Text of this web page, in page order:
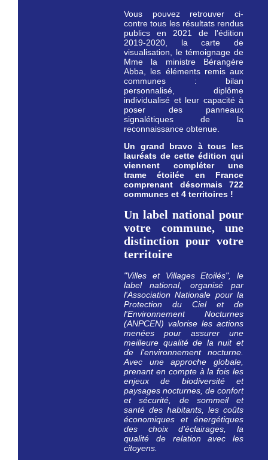
Vous pouvez retrouver ci-
contre tous les résultats rendus
publics en 2021 de l'édition
2019-2020, la carte de
visualisation, le témoignage de
Mme la ministre Bérangère
Abba, les éléments remis aux
communes : bilan
personnalisé, diplôme
individualisé et leur capacité à
poser des panneaux
signalétiques de la
reconnaissance obtenue.
Un grand bravo à tous les
lauréats de cette édition qui
viennent compléter une
trame étoilée en France
comprenant désormais 722
communes et 4 territoires !
Un label national pour
votre commune, une
distinction pour votre
territoire
"Villes et Villages Etoilés", le
label national, organisé par
l'Association Nationale pour la
Protection du Ciel et de
l'Environnement Nocturnes
(ANPCEN) valorise les actions
menées pour assurer une
meilleure qualité de la nuit et
de l'environnement nocturne.
Avec une approche globale,
prenant en compte à la fois les
enjeux de biodiversité et
paysages nocturnes, de confort
et sécurité, de sommeil et
santé des habitants, les coûts
économiques et énergétiques
des choix d'éclairages, la
qualité de relation avec les
citoyens.